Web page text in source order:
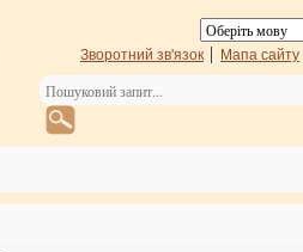
Зворотний зв'язок Мапа сайту